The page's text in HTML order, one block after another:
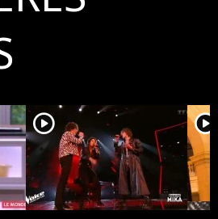
player2 player2